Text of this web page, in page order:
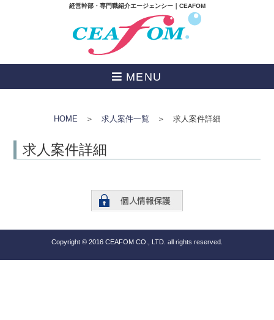
経営幹部・専門職紹介エージェンシー｜CEAFOM
MENU
HOME ＞ 求人案件一覧 ＞ 求人案件詳細
求人案件詳細
Copyright © 2016 CEAFOM CO., LTD. all rights reserved.